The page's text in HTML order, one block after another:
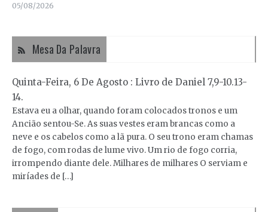
05/08/2026
Mesa Da Palavra
Quinta-Feira, 6 De Agosto : Livro de Daniel 7,9-10.13-
14.
Estava eu a olhar, quando foram colocados tronos e um
Ancião sentou-Se. As suas vestes eram brancas como a
neve e os cabelos como a lã pura. O seu trono eram chamas
de fogo, com rodas de lume vivo. Um rio de fogo corria,
irrompendo diante dele. Milhares de milhares O serviam e
miríades de […]